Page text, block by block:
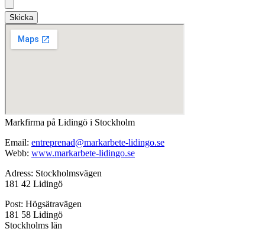
Skicka
Markfirma på Lidingö i Stockholm
Email: entreprenad@markarbete-lidingo.se
Webb: www.markarbete-lidingo.se
Adress: Stockholmsvägen
181 42 Lidingö
Post: Högsätravägen
181 58 Lidingö
Stockholms län